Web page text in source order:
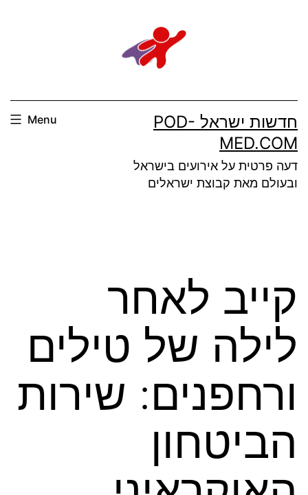
חדשות ישראל POD-
MED.COM
דעה פרטית על אירועים בישראל
ובעולם מאת קבוצת ישראלים
Menu
קייב לאחר
לילה של טילים
ורחפנים: שירות
הביטחון